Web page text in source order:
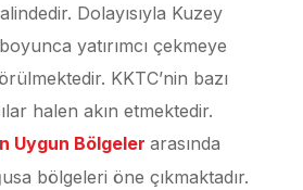
Dolayısıyla Kuzey
yatırımcı çekmeye
KKTC’nin bazı
halen akın etmektedir.
Uygun Bölgeler arasında
bölgeleri öne çıkmaktadır.